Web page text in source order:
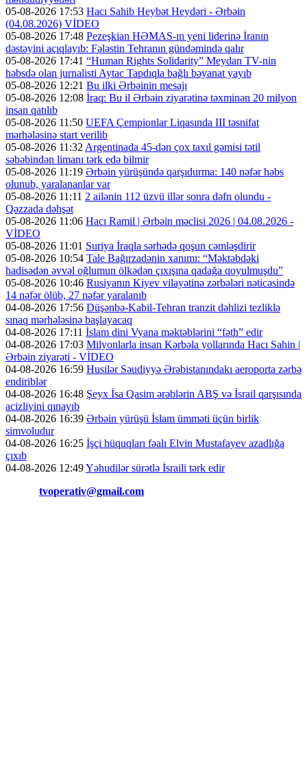
05-08-2026 17:53 Hacı Sahib Heybət Heydəri - Ərbəin
(04.08.2026) VİDEO
05-08-2026 17:48 Pezeşkian HƏMAS-ın yeni liderinə İranın
dəstəyini açıqlayıb: Fələstin Tehranın gündəmində qalır
05-08-2026 17:41 “Human Rights Solidarity” Meydan TV-nin
həbsdə olan jurnalisti Aytac Tapdıqla bağlı bəyanat yayıb
05-08-2026 12:21 Bu ilki Ərbəinin mesajı
05-08-2026 12:08 İraq: Bu il Ərbəin ziyarətinə təxminən 20 milyon
insan qatılıb
05-08-2026 11:50 UEFA Çempionlar Liqasında III təsnifat
mərhələsinə start verilib
05-08-2026 11:32 Argentinada 45-dən çox taxıl gəmisi tətil
səbəbindən limanı tərk edə bilmir
05-08-2026 11:19 Ərbəin yürüşündə qarşıdurma: 140 nəfər həbs
olunub, yaralananlar var
05-08-2026 11:11 2 ailənin 112 üzvü illər sonra dəfn olundu -
Qəzzada dəhşət
05-08-2026 11:06 Hacı Ramil | Ərbəin məclisi 2026 | 04.08.2026 -
VİDEO
05-08-2026 11:01 Suriya İraqla sərhədə qoşun cəmləşdirir
05-08-2026 10:54 Tale Bağırzadənin xanımı: “Məktəbdəki
hadisədən əvvəl oğlumun ölkədən çıxışına qadağa qoyulmuşdu”
05-08-2026 10:46 Rusiyanın Kiyev vilayətinə zərbələri nəticəsində
14 nəfər ölüb, 27 nəfər yaralanıb
04-08-2026 17:56 Düşənbə-Kabil-Tehran tranzit dəhlizi tezliklə
sınaq mərhələsinə başlayacaq
04-08-2026 17:11 İslam dini Vyana məktəblərini “fəth” edir
04-08-2026 17:03 Milyonlarla insan Kərbəla yollarında Hacı Sahin |
Ərbəin ziyarəti - VİDEO
04-08-2026 16:59 Husilər Səudiyyə Ərəbistanındakı aeroporta zərbə
endiriblər
04-08-2026 16:48 Şeyx İsa Qasim ərəblərin ABŞ və İsrail qarşısında
acizliyini qınayıb
04-08-2026 16:39 Ərbəin yürüşü İslam ümməti üçün birlik
simvoludur
04-08-2026 16:25 İşçi hüquqları fəalı Elvin Mustafayev azadlığa
çıxıb
04-08-2026 12:49Yəhudilər sürətlə İsraili tərk edir
tvoperativ@gmail.com